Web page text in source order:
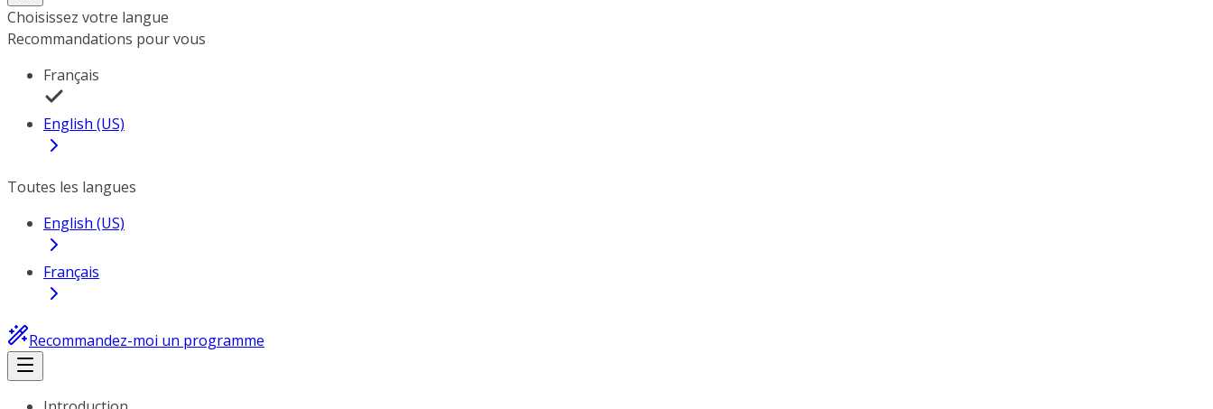
Choisissez votre langue
Recommandations pour vous
Français
English (US)
Toutes les langues
English (US)
Français
Recommandez-moi un programme